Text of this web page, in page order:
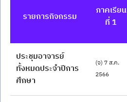
รายการกิจกรรม
ภาคเรียน
ที่ 1
ประชุมอาจารย์
ทั้งหมดประจำปีการ
ศึกษา
(จ) 7 ส.ค.
2566